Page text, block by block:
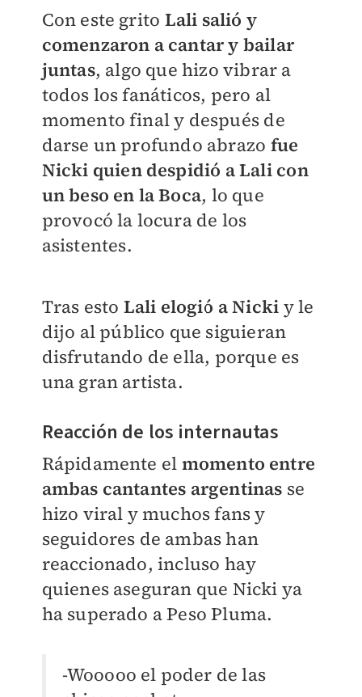
Con este grito Lali salió y
comenzaron a cantar y bailar
juntas, algo que hizo vibrar a
todos los fanáticos, pero al
momento final y después de
darse un profundo abrazo fue
Nicki quien despidió a Lali con
un beso en la Boca, lo que
provocó la locura de los
asistentes.
Tras esto Lali elogió a Nicki y le
dijo al público que siguieran
disfrutando de ella, porque es
una gran artista.
Reacción de los internautas
Rápidamente el momento entre
ambas cantantes argentinas se
hizo viral y muchos fans y
seguidores de ambas han
reaccionado, incluso hay
quienes aseguran que Nicki ya
ha superado a Peso Pluma.
-Wooooo el poder de las